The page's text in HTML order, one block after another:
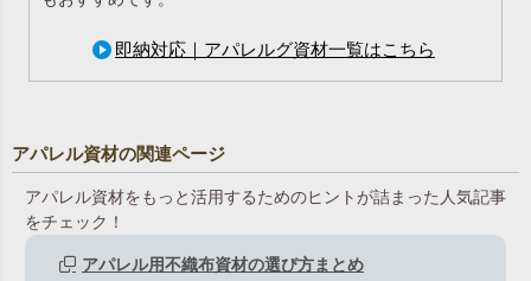
即納対応｜アパレルグ資材一覧はこちら
アパレル資材の関連ページ
アパレル資材をもっと活用するためのヒントが詰まった人気記事
をチェック！
アパレル用不織布資材の選び方まとめ